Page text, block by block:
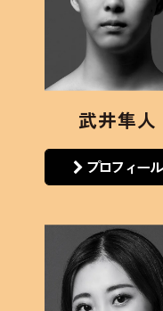
武井隼人
プロフィール